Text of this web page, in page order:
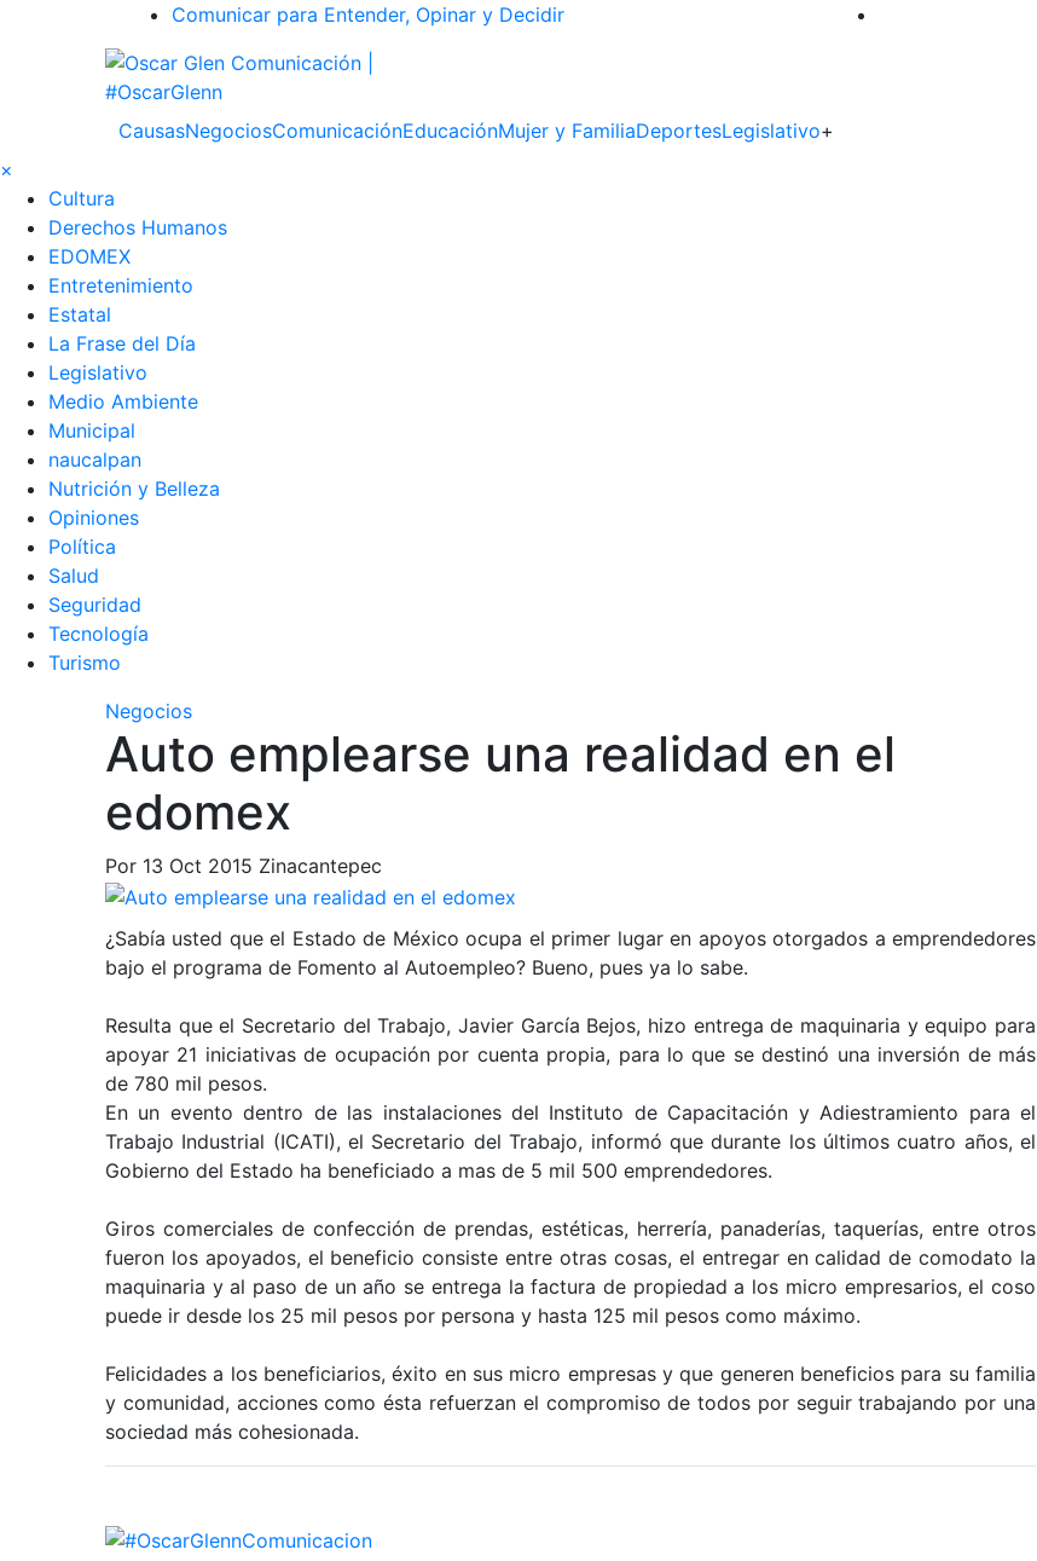
Comunicar para Entender, Opinar y Decidir
CausasNegociosComunicaciónEducaciónMujer y FamiliaDeportesLegislativo+
×
Cultura
Derechos Humanos
EDOMEX
Entretenimiento
Estatal
La Frase del Día
Legislativo
Medio Ambiente
Municipal
naucalpan
Nutrición y Belleza
Opiniones
Política
Salud
Seguridad
Tecnologí­a
Turismo
Negocios
Auto emplearse una realidad en el
edomex
Por 13 Oct 2015 Zinacantepec
¿Sabía usted que el Estado de México ocupa el primer lugar en apoyos otorgados a emprendedores
bajo el programa de Fomento al Autoempleo? Bueno, pues ya lo sabe.
Resulta que el Secretario del Trabajo, Javier García Bejos, hizo entrega de maquinaria y equipo para
apoyar 21 iniciativas de ocupación por cuenta propia, para lo que se destinó una inversión de más
de 780 mil pesos.
En un evento dentro de las instalaciones del Instituto de Capacitación y Adiestramiento para el
Trabajo Industrial (ICATI), el Secretario del Trabajo, informó que durante los últimos cuatro años, el
Gobierno del Estado ha beneficiado a mas de 5 mil 500 emprendedores.
Giros comerciales de confección de prendas, estéticas, herrería, panaderías, taquerías, entre otros
fueron los apoyados, el beneficio consiste entre otras cosas, el entregar en calidad de comodato la
maquinaria y al paso de un año se entrega la factura de propiedad a los micro empresarios, el coso
puede ir desde los 25 mil pesos por persona y hasta 125 mil pesos como máximo.
Felicidades a los beneficiarios, éxito en sus micro empresas y que generen beneficios para su familia
y comunidad, acciones como ésta refuerzan el compromiso de todos por seguir trabajando por una
sociedad más cohesionada.